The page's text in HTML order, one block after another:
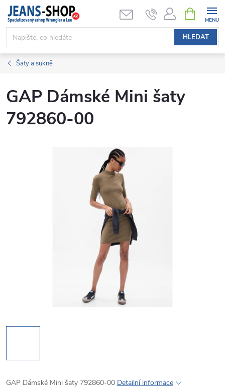
Přejít
obsah
HLEDAT
NÁKUPNÍ
KOŠÍK
Šaty a sukně
GAP Dámské Mini šaty
792860-00
GAP Dámské Mini šaty 792860-00 Detailní informace